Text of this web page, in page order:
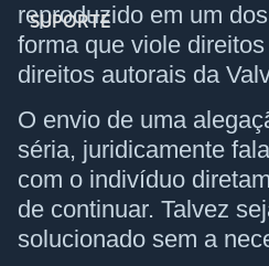
SUPORTE
reproduzido em um
forma que viole
direitos autorais da
O envio de uma
séria, juridicamente
com o indivíduo
de continuar. Talvez
solucionado sem a